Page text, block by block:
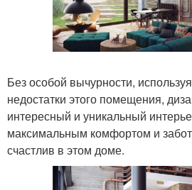
Без особой вычурности,
недостатки этого помещения,
интересный и уникальный
максимальным комфортом и
счастлив в этом доме.